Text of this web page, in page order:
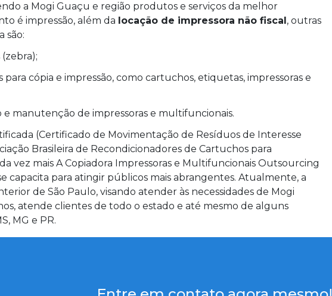
a Mogi Guaçu e região produtos e serviços da melhor
é impressão, além da locação de impressora não fiscal , outras
são:
cópia e impressão, como cartuchos, etiquetas, impressoras e
manutenção de impressoras e multifuncionais.
(Certificado de Movimentação de Resíduos de Interesse
Brasileira de Recondicionadores de Cartuchos para
vez mais A Copiadora Impressoras e Multifuncionais Outsourcing
capacita para atingir públicos mais abrangentes. Atualmente, a
de São Paulo, visando atender às necessidades de Mogi
atende clientes de todo o estado e até mesmo de alguns
MG e PR.